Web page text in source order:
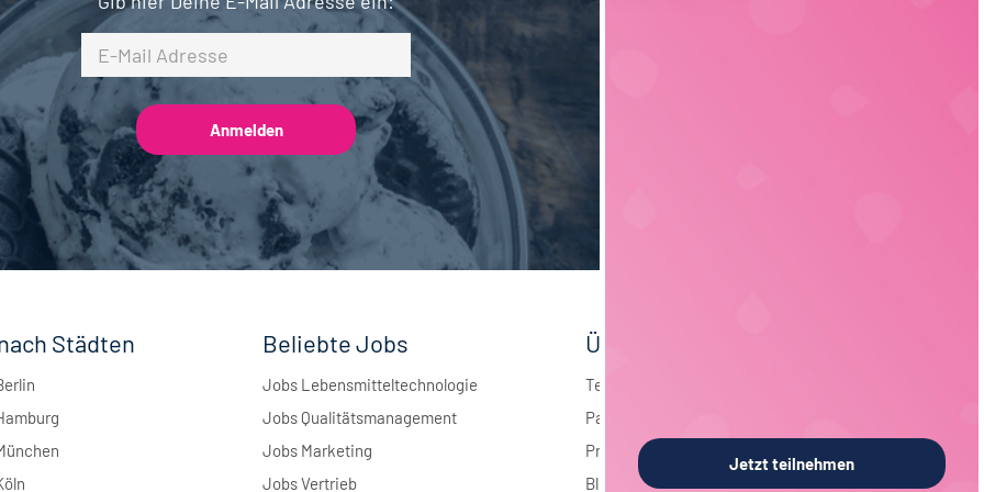
Städten Beliebte Jobs
Jobs Lebensmitteltechnologie
Jobs Qualitätsmanagement
Jobs Marketing
Jobs Vertrieb
Über foodjobs
Team
Partner
Presse
Blog
Jetzt teilnehmen